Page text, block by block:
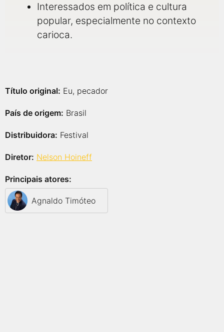
Interessados em política e cultura
popular, especialmente no contexto
carioca.
Título original: Eu, pecador
País de origem: Brasil
Distribuidora: Festival
Diretor: Nelson Hoineff
Principais atores:
Agnaldo Timóteo